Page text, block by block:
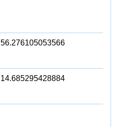
56.276105053566
14.685295428884